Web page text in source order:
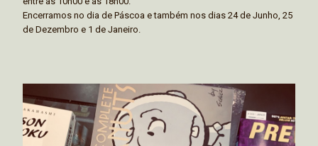
Encerramos no dia de Páscoa e também nos dias 24 de Junho, 25
de Dezembro e 1 de Janeiro.